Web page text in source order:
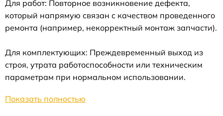
Для работ: Повторное возникновение дефекта,
который напрямую связан с качеством проведенного
ремонта (например, некорректный монтаж запчасти).
Для комплектующих: Преждевременный выход из
строя, утрата работоспособности или техническим
параметрам при нормальном использовании.
Показать полностью